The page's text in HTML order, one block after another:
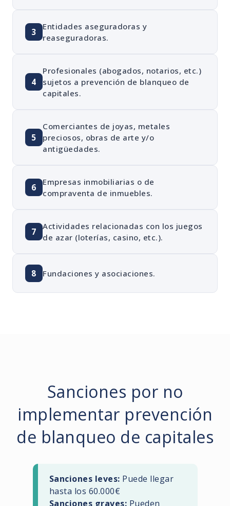
3
Entidades aseguradoras y
reaseguradoras.
4
Profesionales (abogados, notarios, etc.)
sujetos a prevención de blanqueo de
capitales.
5
Comerciantes de joyas, metales
preciosos, obras de arte y/o
antigüedades.
6
Empresas inmobiliarias o de
compraventa de inmuebles.
7
Actividades relacionadas con los juegos
de azar (loterías, casino, etc.).
8 Fundaciones y asociaciones.
Sanciones por no
implementar prevención
de blanqueo de capitales
Sanciones leves: Puede llegar
hasta los 60.000€
Sanciones graves: Pueden